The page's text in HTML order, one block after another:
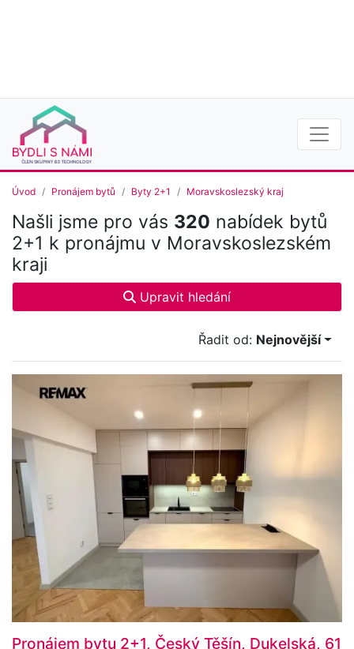
Úvod Pronájem bytů Byty 2+1 Moravskoslezský kraj
Našli jsme pro vás 320 nabídek bytů
2+1 k pronájmu v Moravskoslezském
kraji
Upravit hledání
Řadit od: Nejnovější
Pronájem bytu 2+1, Český Těšín, Dukelská, 61